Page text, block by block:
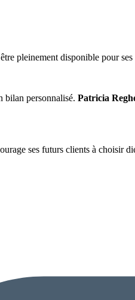
être pleinement disponible pour
bilan personnalisé. Patricia
ses futurs clients à choisir